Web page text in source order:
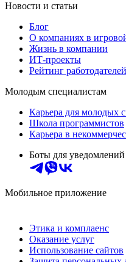
Новости и статьи
Блог
О компаниях в
Жизнь в компании
ИТ-проекты
Рейтинг
Молодым специалистам
Карьера для молодых
Школа программистов
Карьера в
Боты для уведомлений
Мобильное приложение
Этика и комплаенс
Оказание услуг
Использование сайтов